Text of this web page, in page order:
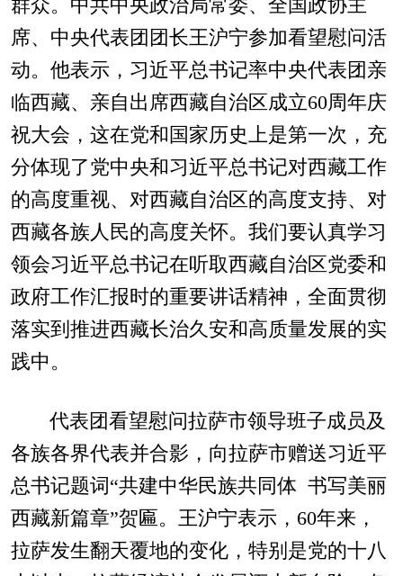
群众。中共中央政治局常委、全国政协主
席、中央代表团团长王沪宁参加看望慰问活
动。他表示，习近平总书记率中央代表团亲
临西藏、亲自出席西藏自治区成立60周年庆
祝大会，这在党和国家历史上是第一次，充
分体现了党中央和习近平总书记对西藏工作
的高度重视、对西藏自治区的高度支持、对
西藏各族人民的高度关怀。我们要认真学习
领会习近平总书记在听取西藏自治区党委和
政府工作汇报时的重要讲话精神，全面贯彻
落实到推进西藏长治久安和高质量发展的实
践中。
代表团看望慰问拉萨市领导班子成员及
各族各界代表并合影，向拉萨市赠送习近平
总书记题词“共建中华民族共同体 书写美丽
西藏新篇章”贺匾。王沪宁表示，60年来，
拉萨发生翻天覆地的变化，特别是党的十八